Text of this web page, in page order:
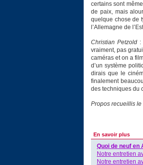
certains sont
de paix, mais
quelque chose de
l’Allemagne de
Christian Petzold:
vraiment, pas
caméras et on a
d’un système
dirais que le
finalement
des techniques du
Propos recueillis
En savoir plus
Quoi de neuf en
Notre entretien
Notre entretien